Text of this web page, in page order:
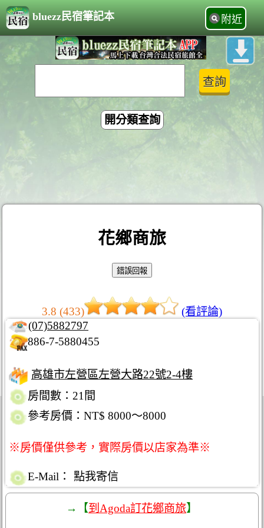
bluezz民宿筆記本 附近
開分類查詢
花鄉商旅
3.8 (433)
(看評論)
(07)5882797
886-7-5880455
高雄市左營區左營大路22號2-4樓
房間數：21間
參考房價：NT$ 8000～8000
※房價僅供參考，實際房價以店家為準※
E-Mail： 點我寄信
→【到Agoda訂花鄉商旅】